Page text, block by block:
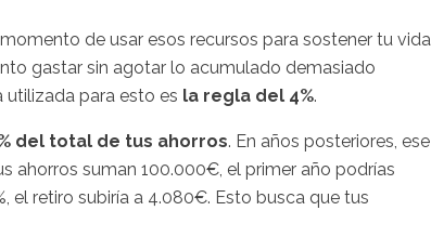
de usar esos recursos para sostener tu vida
gastar sin agotar lo acumulado demasiado
utilizada para esto es la regla del 4%.
del total de tus ahorros. En años posteriores, ese
ahorros suman 100.000€, el primer año podrías
el retiro subiría a 4.080€. Esto busca que tus